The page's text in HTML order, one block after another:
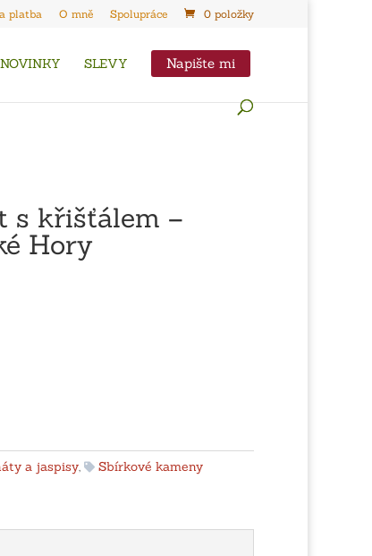
platba O mně Spolupráce 0 položky
NOVINKY SLEVY Napište mi
s křišťálem –
Hory
a jaspisy, Sbírkové kameny